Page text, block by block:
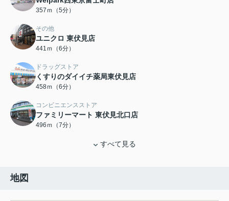
357ｍ（5分）
その他
ユニクロ 東伏見店
441ｍ（6分）
ドラッグストア
くすりのダイイチ薬局東伏見店
458ｍ（6分）
コンビニエンスストア
ファミリーマート 東伏見北口店
496ｍ（7分）
すべて見る
地図